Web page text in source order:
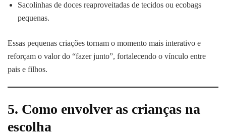
Sacolinhas de doces reaproveitadas de tecidos ou ecobags
pequenas.
Essas pequenas criações tornam o momento mais interativo e
reforçam o valor do “fazer junto”, fortalecendo o vínculo entre
pais e filhos.
5. Como envolver as crianças na
escolha